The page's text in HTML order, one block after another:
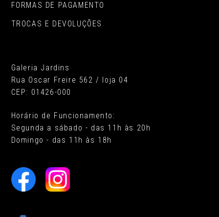
FORMAS DE PAGAMENTO
TROCAS E DEVOLUÇÕES
Galeria Jardins
Rua Oscar Freire 562 / loja 04
CEP: 01426-000
Horário de Funcionamento:
Segunda a sábado - das 11h às 20h
Domingo - das 11h às 18h